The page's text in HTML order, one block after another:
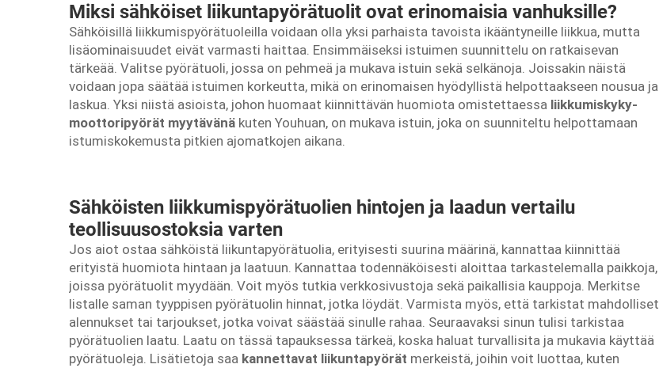
Miksi sähköiset liikuntapyörätuolit ovat erinomaisia vanhuksille?
Sähköisillä liikkumispyörätuoleilla voidaan olla yksi parhaista tavoista ikääntyneille liikkua, mutta
lisäominaisuudet eivät varmasti haittaa. Ensimmäiseksi istuimen suunnittelu on ratkaisevan
tärkeää. Valitse pyörätuoli, jossa on pehmeä ja mukava istuin sekä selkänoja. Joissakin näistä
voidaan jopa säätää istuimen korkeutta, mikä on erinomaisen hyödyllistä helpottaakseen nousua ja
laskua. Yksi niistä asioista, johon huomaat kiinnittävän huomiota omistettaessa liikkumiskyky-
moottoripyörät myytävänä kuten Youhuan, on mukava istuin, joka on suunniteltu helpottamaan
istumiskokemusta pitkien ajomatkojen aikana.
Sähköisten liikkumispyörätuolien hintojen ja laadun vertailu
teollisuusostoksia varten
Jos aiot ostaa sähköistä liikuntapyörätuolia, erityisesti suurina määrinä, kannattaa kiinnittää
erityistä huomiota hintaan ja laatuun. Kannattaa todennäköisesti aloittaa tarkastelemalla paikkoja,
joissa pyörätuolit myydään. Voit myös tutkia verkkosivustoja sekä paikallisia kauppoja. Merkitse
listalle saman tyyppisen pyörätuolin hinnat, jotka löydät. Varmista myös, että tarkistat mahdolliset
alennukset tai tarjoukset, jotka voivat säästää sinulle rahaa. Seuraavaksi sinun tulisi tarkistaa
pyörätuolien laatu. Laatu on tässä tapauksessa tärkeä, koska haluat turvallisita ja mukavia käyttää
pyörätuoleja. Lisätietoja saa kannettavat liikuntapyörät merkeistä, joihin voit luottaa, kuten